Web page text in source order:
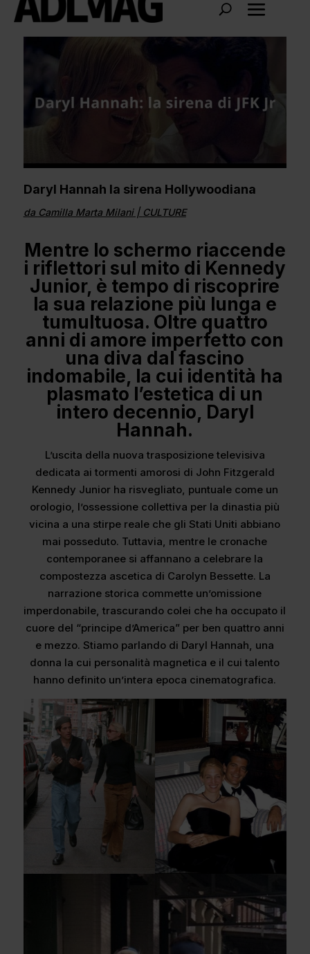
Daryl Hannah la sirena Hollywoodiana
da Camilla Marta Milani| CULTURE
Mentre lo schermo riaccende
i riflettori sul mito di Kennedy
Junior, è tempo di riscoprire
la sua relazione più lunga e
tumultuosa. Oltre quattro
anni di amore imperfetto con
una diva dal fascino
indomabile, la cui identità ha
plasmato l’estetica di un
intero decennio, Daryl
Hannah.
L’uscita della nuova trasposizione televisiva
dedicata ai tormenti amorosi di John Fitzgerald
Kennedy Junior ha risvegliato, puntuale come un
orologio, l’ossessione collettiva per la dinastia più
vicina a una stirpe reale che gli Stati Uniti abbiano
mai posseduto. Tuttavia, mentre le cronache
contemporanee si affannano a celebrare la
compostezza ascetica di Carolyn Bessette. La
narrazione storica commette un’omissione
imperdonabile, trascurando colei che ha occupato il
cuore del “principe d’America” per ben quattro anni
e mezzo. Stiamo parlando di Daryl Hannah, una
donna la cui personalità magnetica e il cui talento
hanno definito un’intera epoca cinematografica.